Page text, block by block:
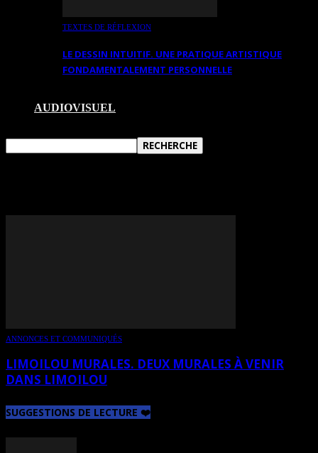
TEXTES DE RÉFLEXION
LE DESSIN INTUITIF. UNE PRATIQUE ARTISTIQUE
FONDAMENTALEMENT PERSONNELLE
AUDIOVISUEL
ANNONCES ET COMMUNIQUÉS
LIMOILOU MURALES. DEUX MURALES À VENIR
DANS LIMOILOU
SUGGESTIONS DE LECTURE ❤️